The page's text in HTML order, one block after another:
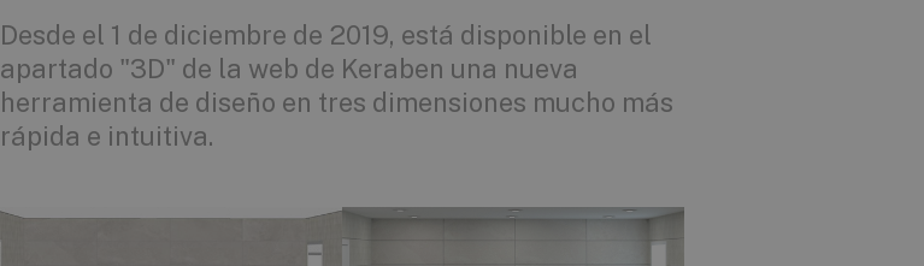
Desde el 1 de diciembre de 2019, está disponible en el
apartado "3D" de la web de Keraben una nueva
herramienta de diseño en tres dimensiones mucho más
rápida e intuitiva.